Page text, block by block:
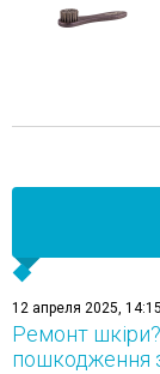
12 апреля 2025, 14:15
Ремонт шкіри?
пошкодження